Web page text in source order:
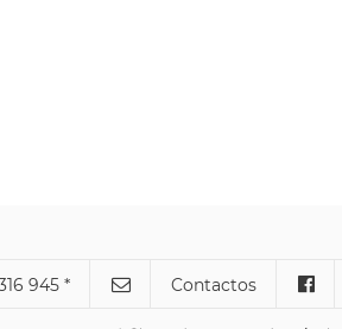
945 * Contactos